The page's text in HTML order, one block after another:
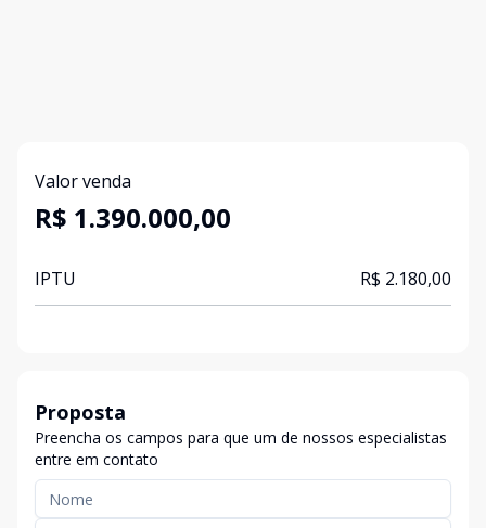
Valor venda
R$ 1.390.000,00
IPTU R$ 2.180,00
Proposta
Preencha os campos para que um de nossos especialistas
entre em contato